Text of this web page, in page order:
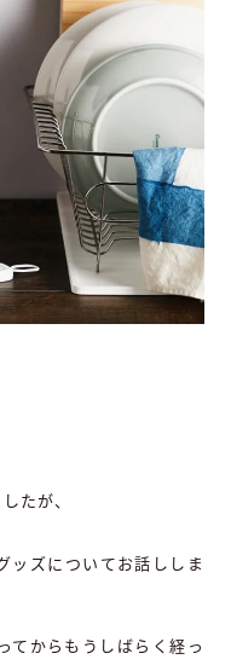
たが、
ッズについてお話ししま
てからもうしばらく経っ